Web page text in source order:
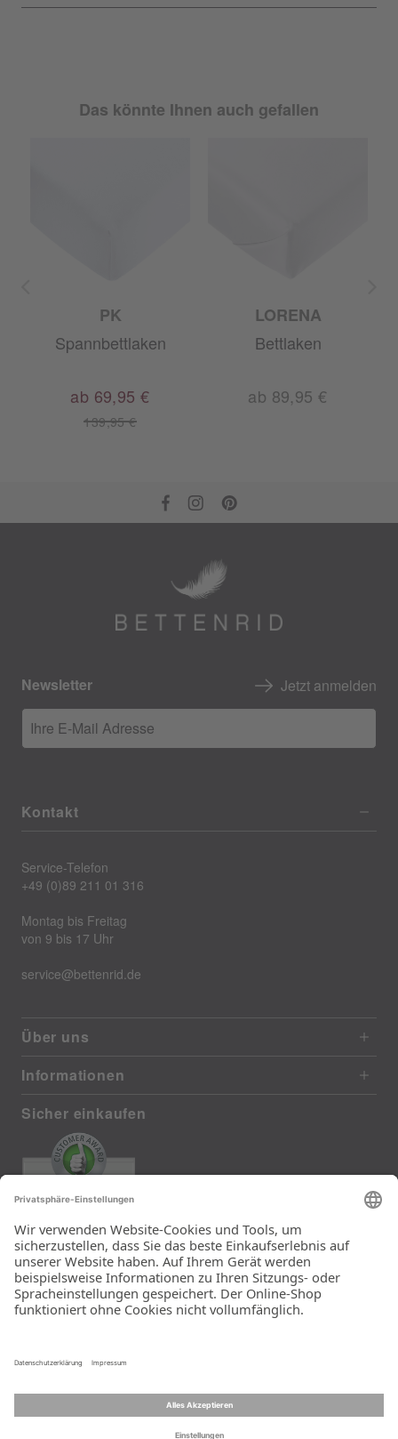
Das könnte Ihnen auch gefallen
PK
Spannbettlaken
139,95 €
ab 69,95 €
LORENA
Bettlaken
ab 89,95 €
Newsletter Jetzt anmelden
Ihre E-Mail Adresse
Kontakt
Service-Telefon
+49 (0)89 211 01 316
Montag bis Freitag
von 9 bis 17 Uhr
service@bettenrid.de
Über uns
Informationen
Sicher einkaufen
385 reviews from real customers
(last 12 months)
Total: 11283
Die Auswahl und die
Einfachheit der
Bestellung.